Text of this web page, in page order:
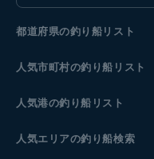
都道府県の釣り船リスト
人気市町村の釣り船リスト
人気港の釣り船リスト
人気エリアの釣り船検索